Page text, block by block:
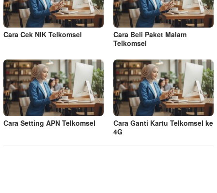
Cara Cek NIK Telkomsel
Cara Beli Paket Malam
Telkomsel
Cara Setting APN Telkomsel
Cara Ganti Kartu Telkomsel ke
4G